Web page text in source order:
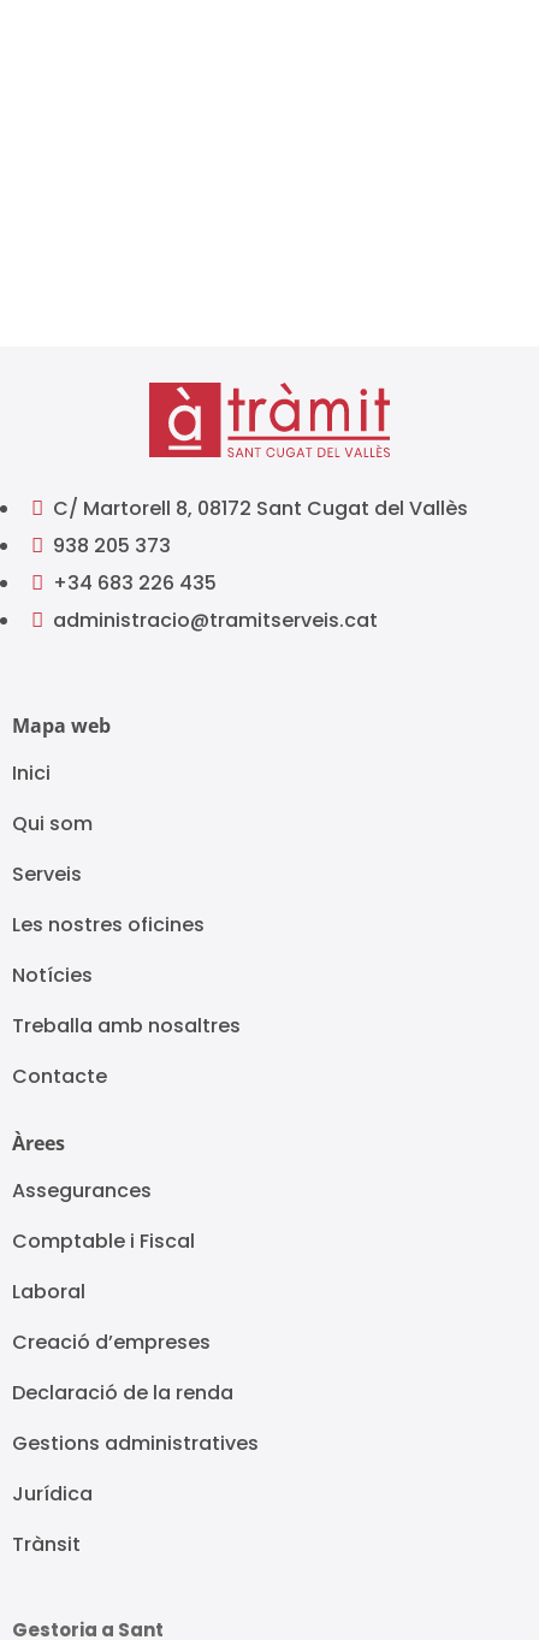
 C/ Martorell 8, 08172 Sant Cugat del Vallès
 938 205 373
 +34 683 226 435
 administracio@tramitserveis.cat
Mapa web
Inici
Qui som
Serveis
Les nostres oficines
Notícies
Treballa amb nosaltres
Contacte
Àrees
Assegurances
Comptable i Fiscal
Laboral
Creació d’empreses
Declaració de la renda
Gestions administratives
Jurídica
Trànsit
Gestoria a Sant